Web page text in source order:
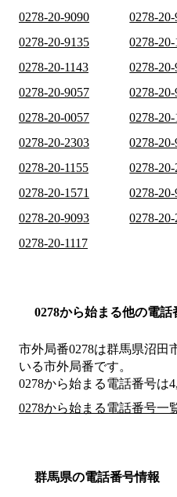
0278-20-9090
0278-20-
0278-20-9135
0278-
0278-20-1143
0278-
0278-20-9057
0278-
0278-20-0057
0278-
0278-20-2303
0278-
0278-20-1155
0278-
0278-20-1571
0278-20-
0278-20-9093
0278-20-
0278-20-1117
0278から始まる他の電話
市外局番0278は群馬県沼田
いる市外局番です。
0278から始まる電話番号は
0278から始まる電話番号一
群馬県の電話番号情報